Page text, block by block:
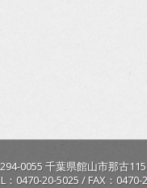
294-0055千葉県館山市那古
： 0470-20-5025/ FAX：0470-